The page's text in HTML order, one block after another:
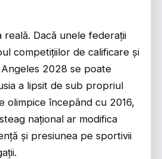
reală. Dacă unele federații
competițiilor de calificare și
2028 se poate
a lipsit de sub propriul
olimpice începând cu 2016,
național ar modifica
și presiunea pe sportivii